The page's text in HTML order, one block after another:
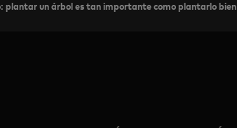
plantar un árbol es tan importante como plantarlo bien